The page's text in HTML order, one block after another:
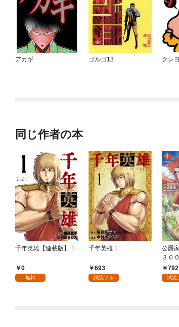
アカギ ゴルゴ13 クレ
同じ作者の本
千年英雄【連載版】 1
0
無料
千年英雄 1
693
試読フル
公爵
３０
料理
792
試読